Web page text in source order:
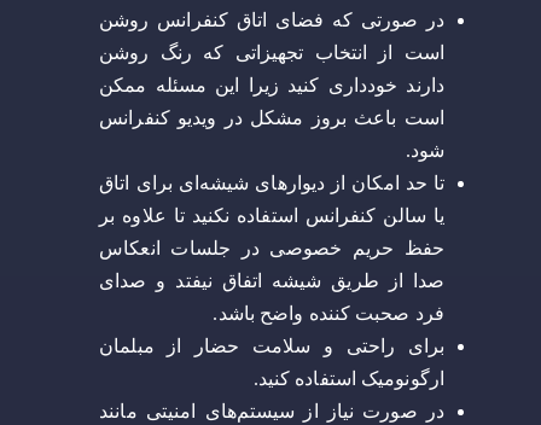
در صورتی که فضای اتاق کنفرانس روشن
است از انتخاب تجهیزاتی که رنگ روشن
دارند خودداری کنید زیرا این مسئله ممکن
است باعث بروز مشکل در ویدیو کنفرانس
شود.
تا حد امکان از دیوارهای شیشه‌ای برای اتاق
یا سالن کنفرانس استفاده نکنید تا علاوه بر
حفظ حریم خصوصی در جلسات انعکاس
صدا از طریق شیشه اتفاق نیفتد و صدای
فرد صحبت کننده واضح باشد.
برای راحتی و سلامت حضار از مبلمان
ارگونومیک استفاده کنید.
در صورت نیاز از سیستم‌های امنیتی مانند